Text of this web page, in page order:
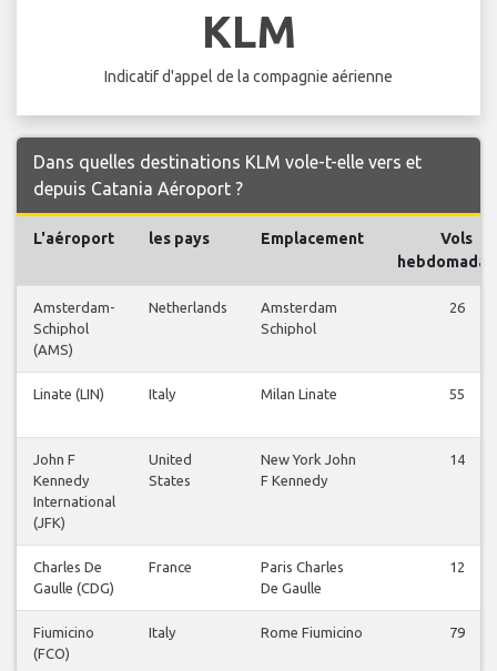
KLM
Indicatif d'appel de la compagnie aérienne
Dans quelles destinations KLM vole-t-elle vers et
depuis Catania Aéroport ?
L'aéroport les pays Emplacement
Vols
Amsterdam-
Schiphol
(AMS)
Netherlands
Amsterdam
Schiphol
26
Linate (LIN) Italy Milan Linate 55
John F
Kennedy
International
(JFK)
United
States
New York John
F Kennedy
14
Charles De
Gaulle (CDG)
France
Paris Charles
De Gaulle
12
Fiumicino
(FCO)
Italy Rome Fiumicino 79